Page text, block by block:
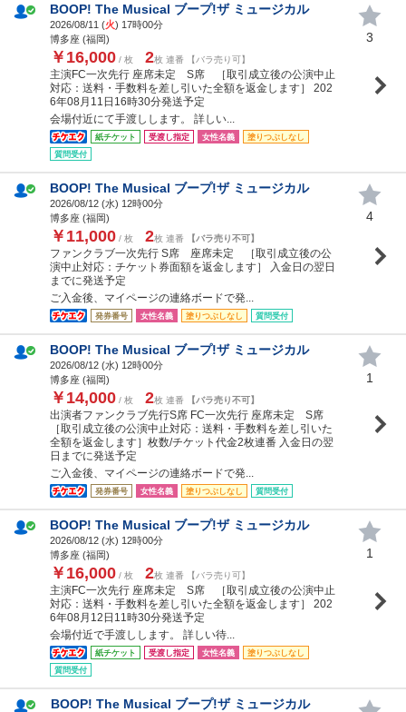
BOOP! The Musical ブープ!ザ ミュージカル
2026/08/11 (火) 17時00分
博多座 (福岡)
￥16,000 / 枚 2枚 連番 【バラ売り可】
主演FC一次先行 座席未定 S席 ［取引成立後の公演中止
対応：送料・手数料を差し引いた全額を返金します］ 202
6年08月11日16時30分発送予定
会場付近にて手渡しします。 詳しい...
紙チケット 受渡し指定 女性名義
塗りつぶしなし
質問受付
3
BOOP! The Musical ブープ!ザ ミュージカル
2026/08/12 (水) 12時00分
博多座 (福岡)
￥11,000 / 枚 2枚 連番 【バラ売り不可】
ファンクラブ一次先行 S席 座席未定 ［取引成立後の公
演中止対応：チケット券面額を返金します］ 入金日の翌日
までに発送予定
ご入金後、マイページの連絡ボードで発...
発券番号 女性名義 塗りつぶしなし 質問受付
4
BOOP! The Musical ブープ!ザ ミュージカル
2026/08/12 (水) 12時00分
博多座 (福岡)
￥14,000 / 枚 2枚 連番 【バラ売り不可】
出演者ファンクラブ先行S席 FC一次先行 座席未定 S席
［取引成立後の公演中止対応：送料・手数料を差し引いた
全額を返金します］枚数/チケット代金2枚連番 入金日の翌
日までに発送予定
ご入金後、マイページの連絡ボードで発...
発券番号 女性名義 塗りつぶしなし 質問受付
1
BOOP! The Musical ブープ!ザ ミュージカル
2026/08/12 (水) 12時00分
博多座 (福岡)
￥16,000 / 枚 2枚 連番 【バラ売り可】
主演FC一次先行 座席未定 S席 ［取引成立後の公演中止
対応：送料・手数料を差し引いた全額を返金します］ 202
6年08月12日11時30分発送予定
会場付近で手渡しします。 詳しい待...
紙チケット 受渡し指定 女性名義
塗りつぶしなし
質問受付
1
BOOP! The Musical ブープ!ザ ミュージカル